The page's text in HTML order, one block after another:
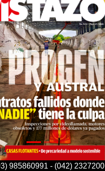
985860991 - (042) 2327200 |